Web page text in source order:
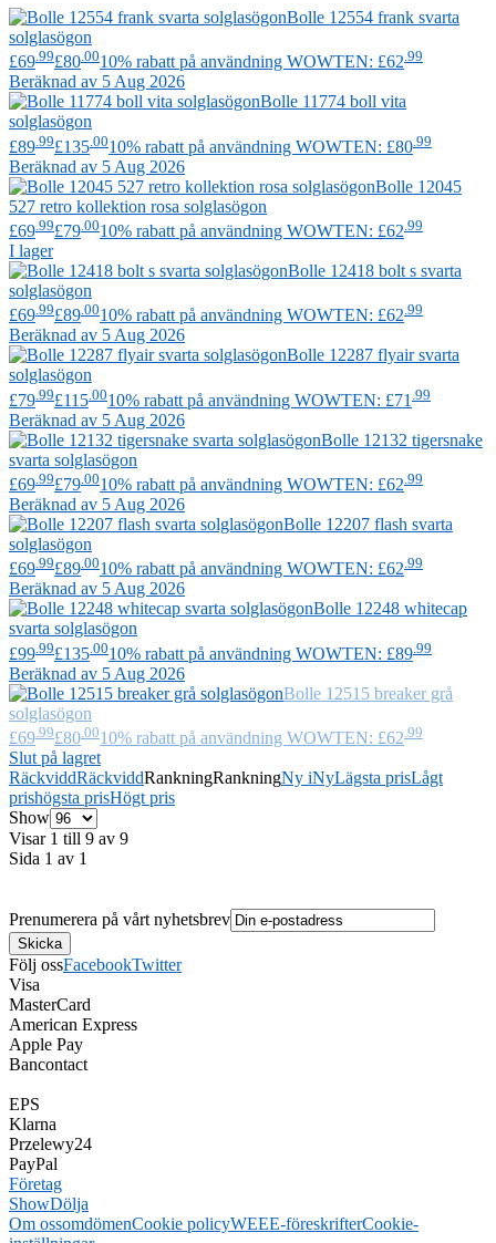
Bolle 12554 frank svarta
solglasögon
£69 .99£80 .0010% rabatt på användning WOWTEN: £62 .99
Beräknad av 5 Aug 2026
Bolle 11774 boll vita
solglasögon
£89 .99£135 .0010% rabatt på användning WOWTEN: £80 .99
Beräknad av 5 Aug 2026
Bolle 12045
527 retro kollektion rosa solglasögon
£69 .99£79 .0010% rabatt på användning WOWTEN: £62 .99
I lager
Bolle 12418 bolt s svarta
solglasögon
£69 .99£89 .0010% rabatt på användning WOWTEN: £62 .99
Beräknad av 5 Aug 2026
Bolle 12287 flyair svarta
solglasögon
£79 .99£115 .0010% rabatt på användning WOWTEN: £71 .99
Beräknad av 5 Aug 2026
Bolle 12132 tigersnake
svarta solglasögon
£69 .99£79 .0010% rabatt på användning WOWTEN: £62 .99
Beräknad av 5 Aug 2026
Bolle 12207 flash svarta
solglasögon
£69 .99£89 .0010% rabatt på användning WOWTEN: £62 .99
Beräknad av 5 Aug 2026
Bolle 12248 whitecap
svarta solglasögon
£99 .99£135 .0010% rabatt på användning WOWTEN: £89 .99
Beräknad av 5 Aug 2026
Bolle 12515 breaker grå
solglasögon
£69 .99£80 .0010% rabatt på användning WOWTEN: £62 .99
Slut på lagret
RäckviddRäckviddRankningRankningNy iNyLägsta prisLågt
prishögsta prisHögt pris
Show
Visar 1 till 9 av 9
Sida 1 av 1
Prenumerera på vårt nyhetsbrev
Följ ossFacebookTwitter
Visa
MasterCard
American Express
Apple Pay
Bancontact
EPS
Klarna
Przelewy24
PayPal
Företag
ShowDölja
Om ossomdömenCookie policyWEEE-föreskrifterCookie-